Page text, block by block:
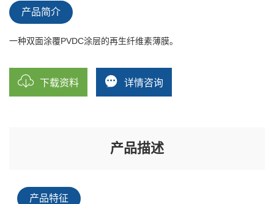
产品简介
一种双面涂覆PVDC涂层的再生纤维素薄膜。
下载资料 详情咨询
产品描述
产品特征